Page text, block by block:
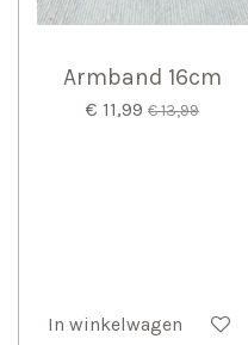
Armband 16cm
€ 11,99 € 13,99
In winkelwagen